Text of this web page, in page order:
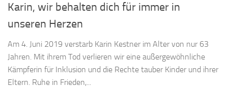
Karin, wir behalten dich für immer in
unseren Herzen
Am 4. Juni 2019 verstarb Karin Kestner im Alter von nur 63
Jahren. Mit ihrem Tod verlieren wir eine außergewöhnliche
Kämpferin für Inklusion und die Rechte tauber Kinder und ihrer
Eltern. Ruhe in Frieden,...